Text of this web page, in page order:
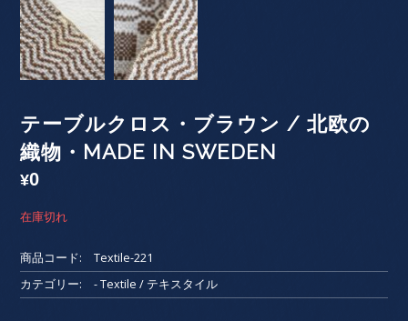
テーブルクロス・ブラウン / 北欧の
織物・MADE IN SWEDEN
¥0
在庫切れ
商品コード:
Textile-221
カテゴリー:
- Textile / テキスタイル